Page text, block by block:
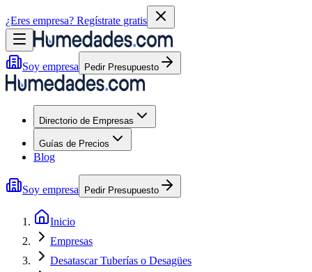
¿Eres empresa? Regístrate gratis
Soy empresa Pedir Presupuesto
Directorio de Empresas
Guías de Precios
Blog
Soy empresa Pedir Presupuesto
Inicio
Empresas
Desatascar Tuberías o Desagües